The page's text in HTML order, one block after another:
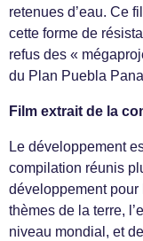
retenues d’eau. Ce
cette forme de
refus des «
du Plan Puebla
Film extrait de la
Le développement
compilation réunis
développement
thèmes de la terre,
niveau mondial, et